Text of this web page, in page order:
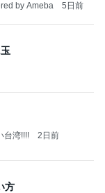
by Ameba 5日前
台湾!!!! 2日前
方